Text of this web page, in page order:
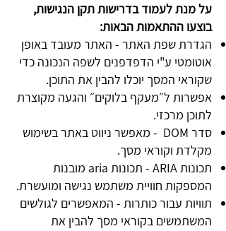
על מנת לעמוד בדרישות תקן הנגישות,
בוצעו ההתאמות הבאות:
הגדרת שפת האתר - האתר מעובד באופן
אוטומטי ע"י הדפדפנים לשפה הנכונה כדי
שקוראי המסך יוכלו להבין את התוכן.
אפשרות ל״מעקף בלוקים״ והגעה מקוצרת
לתוכן מרכזי.
סדר DOM - מאפשר ניווט באתר בשימוש
מקלדת וקוראי מסך.
תכונות ARIA - תכונות aria מובנות
המספקות חוויית משתמש נגישה ומועשרת.
תוויות עבור כותרות - המאפשרים לגולשים
המשתמשים בקוראי מסך להבין את